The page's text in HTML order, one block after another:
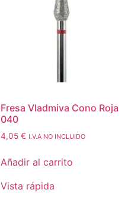
Fresa Vladmiva Cono Roja
040
4,05 € I.V.A NO INCLUIDO
Añadir al carrito
Vista rápida